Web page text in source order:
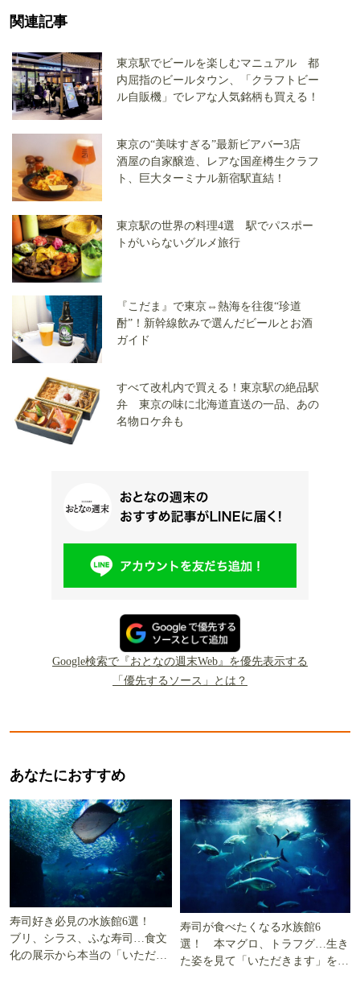
関連記事
東京駅でビールを楽しむマニュアル 都
内屈指のビールタウン、「クラフトビー
ル自販機」でレアな人気銘柄も買える！
東京の“美味すぎる”最新ビアバー3店
酒屋の自家醸造、レアな国産樽生クラフ
ト、巨大ターミナル新宿駅直結！
東京駅の世界の料理4選 駅でパスポー
トがいらないグルメ旅行
『こだま』で東京⇔熱海を往復“珍道
酎”！新幹線飲みで選んだビールとお酒
ガイド
すべて改札内で買える！東京駅の絶品駅
弁 東京の味に北海道直送の一品、あの
名物ロケ弁も
Google検索で『おとなの週末Web』を優先表示する
「優先するソース」とは？
あなたにおすすめ
寿司好き必見の水族館6選！
ブリ、シラス、ふな寿司…食文
化の展示から本当の「いただき
寿司が食べたくなる水族館6
選！ 本マグロ、トラフグ…生き
た姿を見て「いただきます」を考